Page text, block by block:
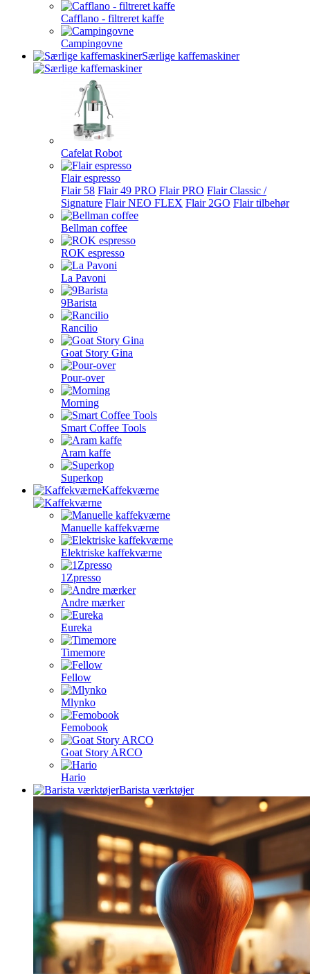
Cafflano - filtreret kaffe
Campingovne
Særlige kaffemaskiner
Cafelat Robot
Flair espresso
Flair 58 Flair 49 PRO Flair PRO Flair Classic /
Signature Flair NEO FLEX Flair 2GO Flair tilbehør
Bellman coffee
ROK espresso
La Pavoni
9Barista
Rancilio
Goat Story Gina
Pour-over
Morning
Smart Coffee Tools
Aram kaffe
Superkop
Kaffekværne
Manuelle kaffekværne
Elektriske kaffekværne
1Zpresso
Andre mærker
Eureka
Timemore
Fellow
Mlynko
Femobook
Goat Story ARCO
Hario
Barista værktøjer